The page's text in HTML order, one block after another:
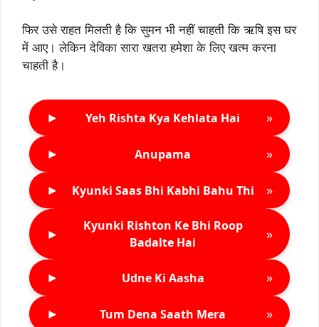
फिर उसे राहत मिलती है कि सुमन भी नहीं चाहती कि ऋषि इस घर
में आए। लेकिन देविका सारा खतरा हमेशा के लिए खत्म करना
चाहती है।
► Yeh Rishta Kya Kehlata Hai »
► Anupama »
► Kyunki Saas Bhi Kabhi Bahu Thi »
►
Kyunki Rishton Ke Bhi Roop
Badalte Hai
»
► Udne Ki Aasha »
► Tum Dena Saath Mera »